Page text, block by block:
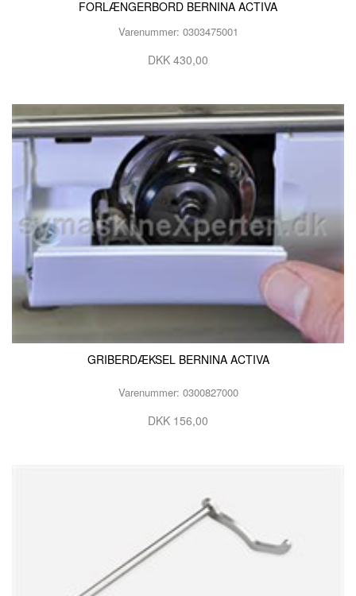
FORLÆNGERBORD BERNINA ACTIVA
Varenummer: 0303475001
DKK 430,00
GRIBERDÆKSEL BERNINA ACTIVA
Varenummer: 0300827000
DKK 156,00